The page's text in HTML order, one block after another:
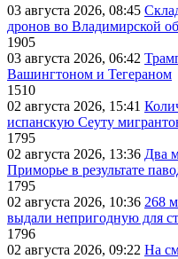
03 августа 2026, 08:45
дронов во Владимирской
1905
03 августа 2026, 06:42
Вашингтоном и Тегераном
1510
02 августа 2026, 15:41
испанскую Сеуту
1795
02 августа 2026, 13:36 Два
Приморье в результате
1795
02 августа 2026, 10:36 268
выдали непригодную для
1796
02 августа 2026, 09:22 На